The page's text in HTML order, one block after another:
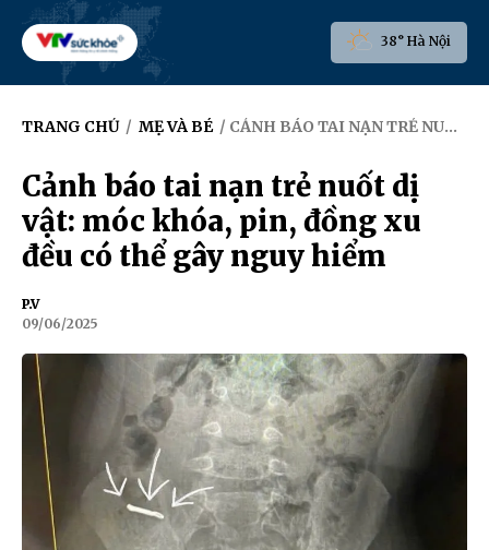
38° Hà Nội
TRANG CHỦ / MẸ VÀ BÉ / CẢNH BÁO TAI NẠN TRẺ NUỐT DỊ VẬT: MÓC KHÓA, PIN, ĐỒNG XU ĐỀU CÓ THỂ GÂY NGUY HIỂM
Cảnh báo tai nạn trẻ nuốt dị
vật: móc khóa, pin, đồng xu
đều có thể gây nguy hiểm
P.V
09/06/2025